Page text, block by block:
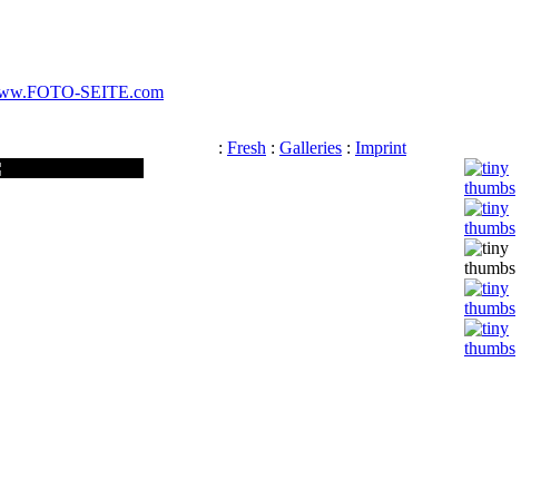
SEITE.com
: Fresh : Galleries : Imprint